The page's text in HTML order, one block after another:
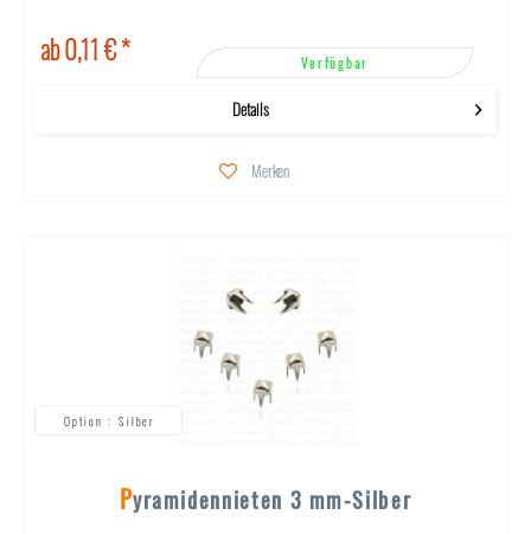
ab 0,11 € * Verfügbar
Details
Merken
Silber
Pyramidennieten 3 mm-Silber